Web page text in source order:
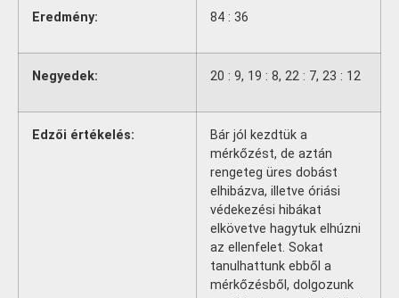
Eredmény: 84 : 36
Negyedek: 20 : 9, 19 : 8, 22 : 7, 23 : 12
Edzői értékelés:
Bár jól kezdtük a
mérkőzést, de aztán
rengeteg üres dobást
elhibázva, illetve óriási
védekezési hibákat
elkövetve hagytuk elhúzni
az ellenfelet. Sokat
tanulhattunk ebből a
mérkőzésből, dolgozunk